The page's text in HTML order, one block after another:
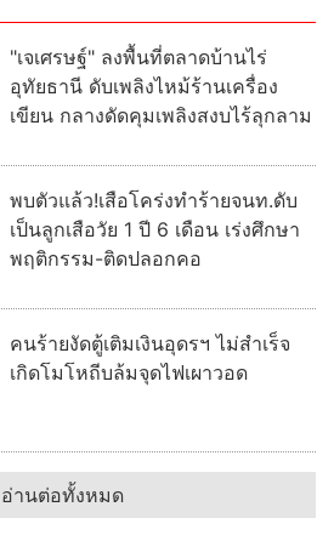
"เจเศรษฐ์" ลงพื้นที่ตลาดบ้านไร่
อุทัยธานี ดับเพลิงไหม้ร้านเครื่อง
เขียน กลางดัดคุมเพลิงสงบไร้ลุกลาม
พบตัวแล้ว!เสือโคร่งทำร้ายจนท.ดับ
เป็นลูกเสือวัย 1 ปี 6 เดือน เร่งศึกษา
พฤติกรรม-ติดปลอกคอ
คนร้ายงัดตู้เติมเงินอุดรฯ ไม่สำเร็จ
เกิดโมโหถีบล้มจุดไฟเผาวอด
อ่านต่อทั้งหมด